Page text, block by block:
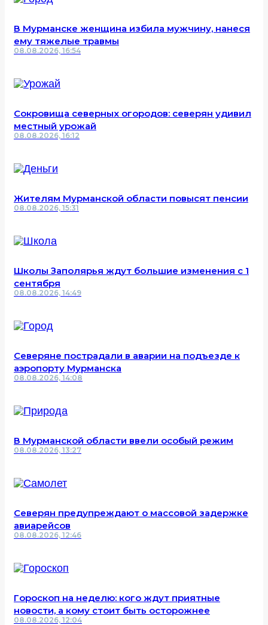
В Мурманске женщина избила мужчину, нанеся
ему тяжелые травмы
08.08.2026, 16:54
Сокровища северных огородов: северян удивил
местный урожай
08.08.2026, 16:12
Жителям Мурманской области повысят пенсии
08.08.2026, 15:31
Школы Заполярья ждут большие изменения с 1
сентября
08.08.2026, 14:49
Северяне пострадали в аварии на подъезде к
аэропорту Мурманска
08.08.2026, 14:08
В Мурманской области ввели особый режим
08.08.2026, 13:27
Северян предупреждают о массовой задержке
авиарейсов
08.08.2026, 12:46
Гороскоп на неделю: кого ждут приятные
новости, а кому стоит быть осторожнее
08.08.2026, 12:04